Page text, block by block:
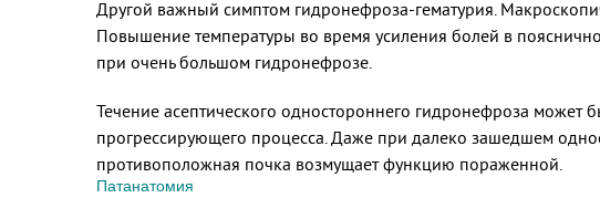
Другой важный симптом гидронефроза-гематурия.
Повышение температуры во время усиления болей в
при очень большом гидронефрозе.
Течение асептического одностороннего гидронефроза может
прогрессирующего процесса. Даже при далеко зашедшем
противоположная почка возмущает функцию пораженной.
Патанатомия